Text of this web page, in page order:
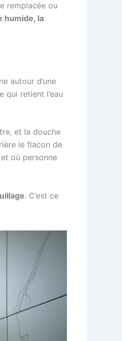
remplacée ou
humide, la
autour d’une
qui retient l’eau
et la douche
le flacon de
où personne
. C’est ce